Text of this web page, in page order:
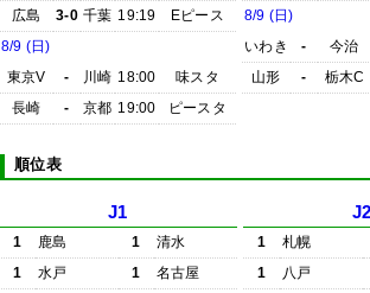
広島
3-0 千葉 19:19
Eピース
8/9 (日)
東京V
- 川崎 18:00
味スタ
長崎
- 京都 19:00 ピースタ
8/9 (日)
いわき
-
今治
山形
- 栃木C
順位表
J1
1 鹿島 1
清水
1
水戸 1
名古屋
1
札幌
1
八戸